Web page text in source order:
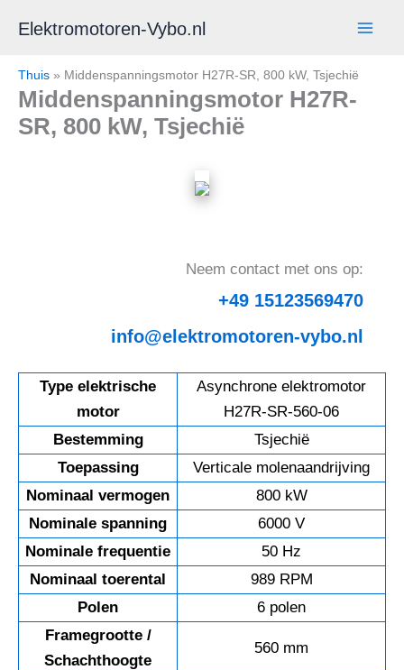
naar
inhoud
Elektromotoren-Vybo.nl
Thuis » Middenspanningsmotor H27R-SR, 800 kW, Tsjechië
Middenspanningsmotor H27R-
SR, 800 kW, Tsjechië
Neem contact met ons op:
+49 15123569470
info@elektromotoren-vybo.nl
Type elektrische
motor
Asynchrone elektromotor
H27R-SR-560-06
Bestemming
Tsjechië
Toepassing
Verticale molenaandrijving
Nominaal vermogen
800 kW
Nominale spanning
6000 V
Nominale frequentie
50 Hz
Nominaal toerental
989 RPM
Polen
6 polen
Framegrootte /
Schachthoogte
560 mm